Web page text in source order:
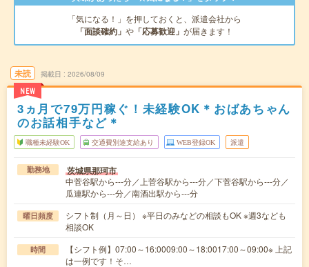
「気になる！」を押しておくと、派遣会社から
「面談確約」 や 「応募歓迎」 が届きます！
未読
NEW
掲載日 2026/08/09
3ヵ月で79万円稼ぐ！未経験OK＊おばあちゃん
のお話相手など＊
職種未経験OK 交通費別途支給あり WEB登録OK 派遣
勤務地 茨城県那珂市
中菅谷駅から---分／上菅谷駅から---分／下菅谷駅から---分／
瓜連駅から---分／南酒出駅から---分
曜日頻度
シフト制（月～日） ※平日のみなどの相談もOK ※週3なども
相談OK
時間
【シフト例】07:00～16:0009:00～18:0017:00～09:00※ 上記
は一例です！そ…